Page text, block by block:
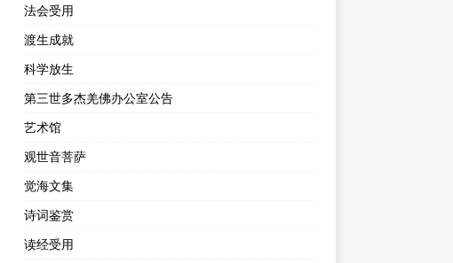
法会受用
渡生成就
科学放生
第三世多杰羌佛办公室公告
艺术馆
观世音菩萨
觉海文集
诗词鉴赏
读经受用